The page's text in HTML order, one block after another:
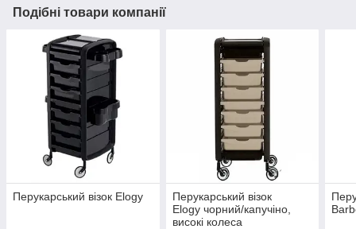
Подібні товари компанії
Перукарський візок Elogy
Перукарський візок
Elogy чорний/капучіно,
високі колеса